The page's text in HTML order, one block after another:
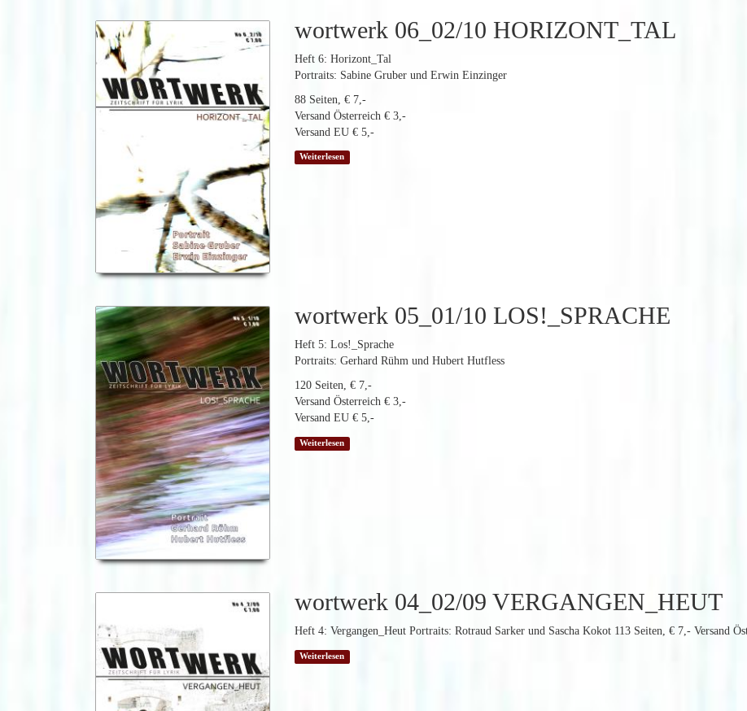
wortwerk 06_02/10 HORIZONT_TAL
Heft 6: Horizont_Tal
Portraits: Sabine Gruber und Erwin Einzinger
88 Seiten, € 7,-
Versand Österreich € 3,-
Versand EU € 5,-
Weiterlesen
wortwerk 05_01/10 LOS!_SPRACHE
Heft 5: Los!_Sprache
Portraits: Gerhard Rühm und Hubert Hutfless
120 Seiten, € 7,-
Versand Österreich € 3,-
Versand EU € 5,-
Weiterlesen
wortwerk 04_02/09 VERGANGEN_HEUT
Heft 4: Vergangen_Heut Portraits: Rotraud Sarker und Sascha Kokot 113 Seiten, € 7,- Versand
Weiterlesen